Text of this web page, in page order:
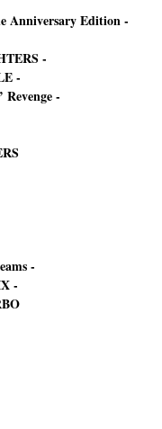
Anniversary Edition -
-
-
-
-
-